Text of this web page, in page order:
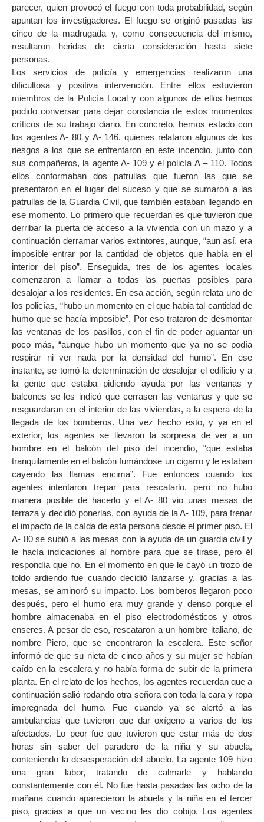
parecer, quien provocó el fuego con toda probabilidad, según
apuntan los investigadores. El fuego se originó pasadas las
cinco de la madrugada y, como consecuencia del mismo,
resultaron heridas de cierta consideración hasta siete
personas.
Los servicios de policía y emergencias realizaron una
dificultosa y positiva intervención. Entre ellos estuvieron
miembros de la Policía Local y con algunos de ellos hemos
podido conversar para dejar constancia de estos momentos
críticos de su trabajo diario. En concreto, hemos estado con
los agentes A- 80 y A- 146, quienes relataron algunos de los
riesgos a los que se enfrentaron en este incendio, junto con
sus compañeros, la agente A- 109 y el policía A – 110. Todos
ellos conformaban dos patrullas que fueron las que se
presentaron en el lugar del suceso y que se sumaron a las
patrullas de la Guardia Civil, que también estaban llegando en
ese momento. Lo primero que recuerdan es que tuvieron que
derribar la puerta de acceso a la vivienda con un mazo y a
continuación derramar varios extintores, aunque, “aun así, era
imposible entrar por la cantidad de objetos que había en el
interior del piso”. Enseguida, tres de los agentes locales
comenzaron a llamar a todas las puertas posibles para
desalojar a los residentes. En esa acción, según relata uno de
los policías, “hubo un momento en el que había tal cantidad de
humo que se hacía imposible”. Por eso trataron de desmontar
las ventanas de los pasillos, con el fin de poder aguantar un
poco más, “aunque hubo un momento que ya no se podía
respirar ni ver nada por la densidad del humo”. En ese
instante, se tomó la determinación de desalojar el edificio y a
la gente que estaba pidiendo ayuda por las ventanas y
balcones se les indicó que cerrasen las ventanas y que se
resguardaran en el interior de las viviendas, a la espera de la
llegada de los bomberos. Una vez hecho esto, y ya en el
exterior, los agentes se llevaron la sorpresa de ver a un
hombre en el balcón del piso del incendio, “que estaba
tranquilamente en el balcón fumándose un cigarro y le estaban
cayendo las llamas encima”. Fue entonces cuando los
agentes intentaron trepar para rescatarlo, pero no hubo
manera posible de hacerlo y el A- 80 vio unas mesas de
terraza y decidió ponerlas, con ayuda de la A- 109, para frenar
el impacto de la caída de esta persona desde el primer piso. El
A- 80 se subió a las mesas con la ayuda de un guardia civil y
le hacía indicaciones al hombre para que se tirase, pero él
respondía que no. En el momento en que le cayó un trozo de
toldo ardiendo fue cuando decidió lanzarse y, gracias a las
mesas, se aminoró su impacto. Los bomberos llegaron poco
después, pero el humo era muy grande y denso porque el
hombre almacenaba en el piso electrodomésticos y otros
enseres. A pesar de eso, rescataron a un hombre italiano, de
nombre Piero, que se encontraron la escalera. Este señor
informó de que su nieta de cinco años y su mujer se habían
caído en la escalera y no había forma de subir de la primera
planta. En el relato de los hechos, los agentes recuerdan que a
continuación salió rodando otra señora con toda la cara y ropa
impregnada del humo. Fue cuando ya se alertó a las
ambulancias que tuvieron que dar oxígeno a varios de los
afectados. Lo peor fue que tuvieron que estar más de dos
horas sin saber del paradero de la niña y su abuela,
conteniendo la desesperación del abuelo. La agente 109 hizo
una gran labor, tratando de calmarle y hablando
constantemente con él. No fue hasta pasadas las ocho de la
mañana cuando aparecieron la abuela y la niña en el tercer
piso, gracias a que un vecino les dio cobijo. Los agentes